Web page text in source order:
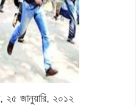
জানুয়ারি, ২০১২